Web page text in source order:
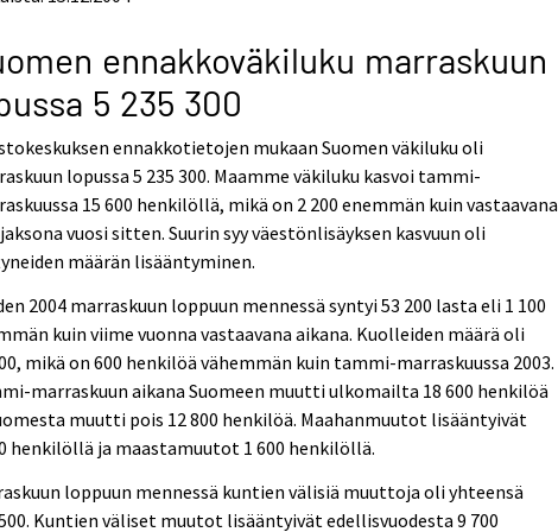
ennakkoväkiluku marraskuun
5 235 300
ennakkotietojen mukaan Suomen väkiluku oli
lopussa 5 235 300. Maamme väkiluku kasvoi tammi-
15 600 henkilöllä, mikä on 2 200 enemmän kuin vastaavana
vuosi sitten. Suurin syy väestönlisäyksen kasvuun oli
määrän lisääntyminen.
2004 marraskuun loppuun mennessä syntyi 53 200 lasta eli 1 100
kuin viime vuonna vastaavana aikana. Kuolleiden määrä oli
mikä on 600 henkilöä vähemmän kuin tammi-marraskuussa 2003.
marraskuun aikana Suomeen muutti ulkomailta 18 600 henkilöä
muutti pois 12 800 henkilöä. Maahanmuutot lisääntyivät
henkilöllä ja maastamuutot 1 600 henkilöllä.
loppuun mennessä kuntien välisiä muuttoja oli yhteensä
Kuntien väliset muutot lisääntyivät edellisvuodesta 9 700